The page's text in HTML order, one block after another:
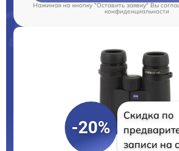
Нажимая на кнопку "Оставить заявку" Вы
конфиденциальности
-20%
Скидка по
записи на